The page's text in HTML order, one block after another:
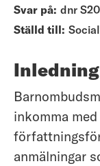
Svar på: dnr
Ställd till:
Inledning
inkomma
anmälningar